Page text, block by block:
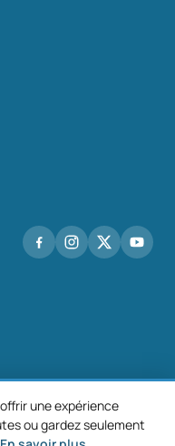
O Salnés
une expérience
ou gardez seulement